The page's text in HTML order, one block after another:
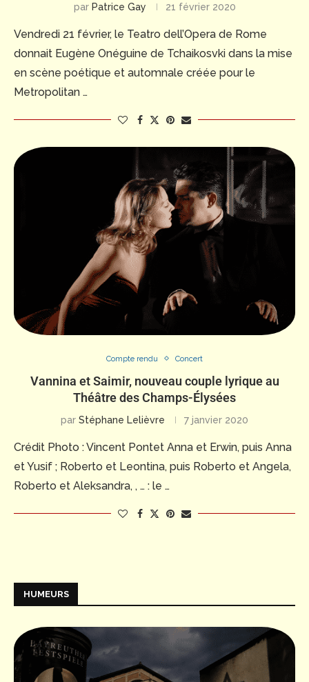
par Patrice Gay 21 février 2020
Vendredi 21 février, le Teatro dell’Opera de Rome
donnait Eugène Onéguine de Tchaikosvki dans la mise
en scène poétique et automnale créée pour le
Metropolitan …
Compte rendu Concert
Vannina et Saimir, nouveau couple lyrique au
Théâtre des Champs-Élysées
par Stéphane Lelièvre 7 janvier 2020
Crédit Photo : Vincent Pontet Anna et Erwin, puis Anna
et Yusif ; Roberto et Leontina, puis Roberto et Angela,
Roberto et Aleksandra, , … : le …
HUMEURS